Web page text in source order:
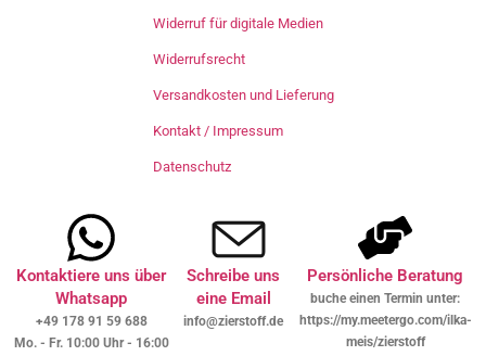
Widerruf für digitale Medien
Widerrufsrecht
Versandkosten und Lieferung
Kontakt / Impressum
Datenschutz
Kontaktiere uns über
Whatsapp
+49 178 91 59 688
Mo. - Fr. 10:00 Uhr - 16:00
Schreibe uns
eine Email
info@zierstoff.de
Persönliche Beratung
buche einen Termin unter:
https://my.meetergo.com/ilka-
meis/zierstoff